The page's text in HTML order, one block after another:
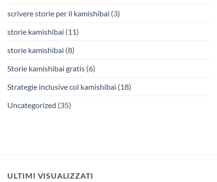
scrivere storie per il kamishibai (3)
storie kamishibai (11)
storie kamishibai (8)
Storie kamishibai gratis (6)
Strategie inclusive col kamishibai (18)
Uncategorized (35)
ULTIMI VISUALIZZATI